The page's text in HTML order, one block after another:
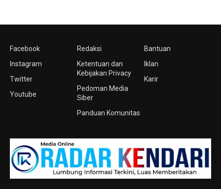
Facebook
Instagram
Twitter
Youtube
Redaksi
Ketentuan dan
Kebijakan Privacy
Pedoman Media
Siber
Panduan Komunitas
Bantuan
Iklan
Karir